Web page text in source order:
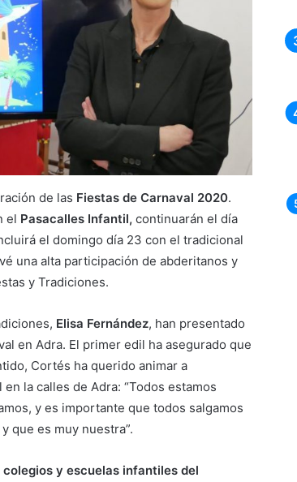
de las Fiestas de Carnaval 2020.
el Pasacalles Infantil, continuarán el día
el domingo día 23 con el tradicional
una alta participación de abderitanos y
y Tradiciones.
Elisa Fernández, han presentado
en Adra. El primer edil ha asegurado que
Cortés ha querido animar a
la calles de Adra: “Todos estamos
y es importante que todos salgamos
que es muy nuestra”.
y escuelas infantiles del